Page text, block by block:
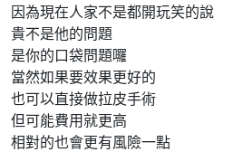
因為現在人家不是都開玩笑的說
貴不是他的問題
是你的口袋問題囉
當然如果要效果更好的
也可以直接做拉皮手術
但可能費用就更高
相對的也會更有風險一點